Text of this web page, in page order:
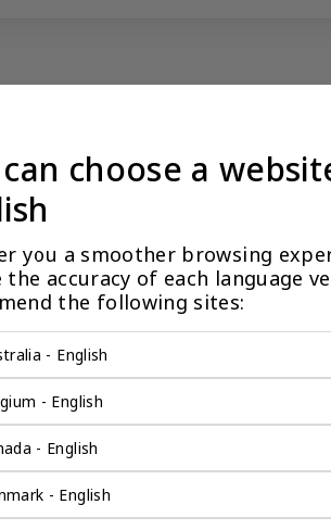
到阁下期望的产品？更多产品信息
我们限制某些产品公开展示，以避免混淆和
让客户关系经理联系我
choose a
you a smoother browsing
the accuracy of each language
the following sites:
- English
- English
- English
- English